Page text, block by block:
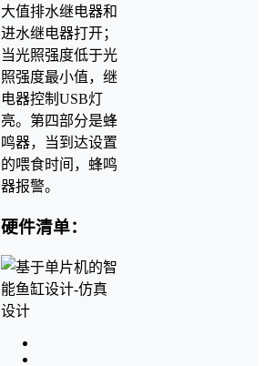
大值排水继电器和
进水继电器打开；
当光照强度低于光
照强度最小值，继
电器控制USB灯
亮。第四部分是蜂
鸣器，当到达设置
的喂食时间，蜂鸣
器报警。
硬件清单：